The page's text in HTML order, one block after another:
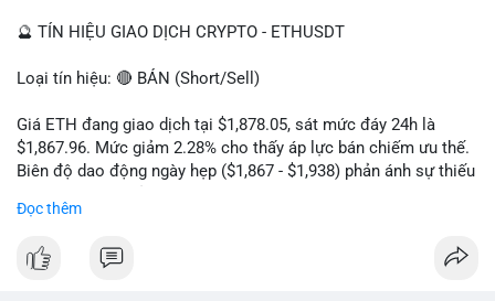
🔮 TÍN HIỆU GIAO DỊCH CRYPTO - ETHUSDT
Loại tín hiệu: 🔴 BÁN (Short/Sell)
Giá ETH đang giao dịch tại $1,878.05, sát mức đáy 24h là
$1,867.96. Mức giảm 2.28% cho thấy áp lực bán chiếm ưu thế.
Biên độ dao động ngày hẹp ($1,867 - $1,938) phản ánh sự thiếu
dòng tiền đang rút khỏi thị trường, xác nhận xu hướng giảm
Đọc thêm